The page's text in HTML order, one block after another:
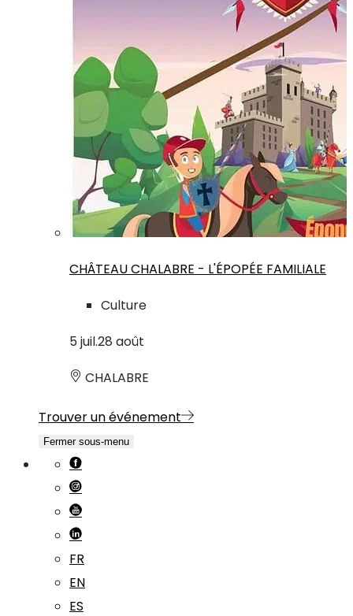
CHÂTEAU CHALABRE - L'ÉPOPÉE FAMILIALE
Culture
5 juil.28 août
CHALABRE
Trouver un événement
Fermer sous-menu
FR
EN
ES